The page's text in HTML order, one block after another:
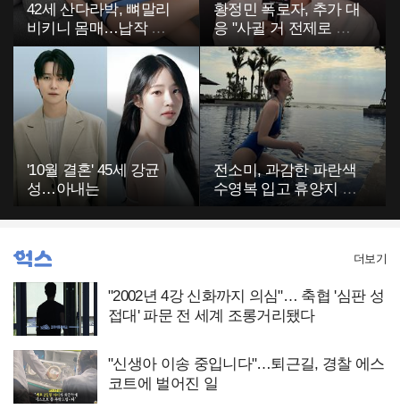
42세 산다라박, 뼈말리
비키니 몸매…납작 복
부에 깜짝
황정민 폭로자, 추가 대
응 "사귈 거 전제로 하
고…"
'10월 결혼' 45세 강균
성…아내는
전소미, 과감한 파란색
수영복 입고 휴양지 포
"2002년 4강 신화까지 의심"… 축협 '심판 성
접대' 파문 전 세계 조롱거리됐다
"신생아 이송 중입니다"…퇴근길, 경찰 에스
코트에 벌어진 일
더보기